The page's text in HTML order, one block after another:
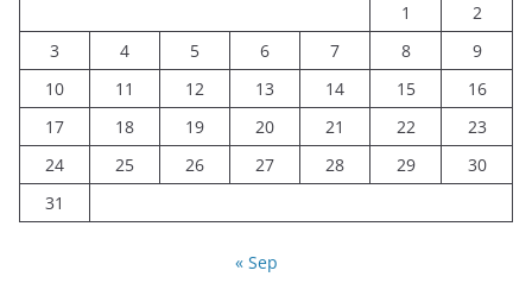
1
2
3
4 5 6 7 8
9
10
11 12 13 14 15
16
17
18 19 20 21 22
23
24
25 26 27 28 29
30
31
« Sep